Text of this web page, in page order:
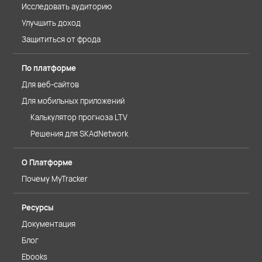
Исследовать аудиторию
Улучшить доход
Защититься от фрода
По платформе
Для веб-сайтов
Для мобильных приложений
Калькулятор прогноза LTV
Решения для SKAdNetwork
О Платформе
Почему MyTracker
Ресурсы
Документация
Блог
Ebooks